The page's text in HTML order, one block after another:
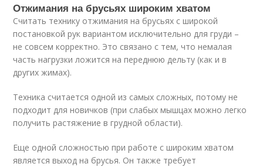
Отжимания на брусьях широким хватом
Считать технику отжимания на брусьях с широкой
постановкой рук вариантом исключительно для груди –
не совсем корректно. Это связано с тем, что немалая
часть нагрузки ложится на переднюю дельту (как и в
других жимах).
Техника считается одной из самых сложных, потому не
подходит для новичков (при слабых мышцах можно легко
получить растяжение в грудной области).
Еще одной сложностью при работе с широким хватом
является выход на брусья. Он также требует